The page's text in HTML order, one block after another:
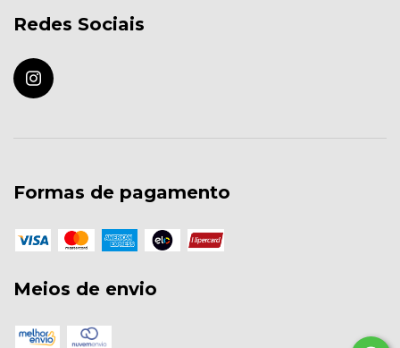
Redes Sociais
Formas de pagamento
Meios de envio